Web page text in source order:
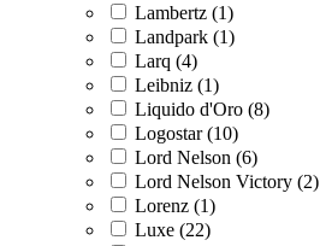
Lambertz (1)
Landpark (1)
Larq (4)
Leibniz (1)
Liquido d'Oro (8)
Logostar (10)
Lord Nelson (6)
Lord Nelson Victory (2)
Lorenz (1)
Luxe (22)